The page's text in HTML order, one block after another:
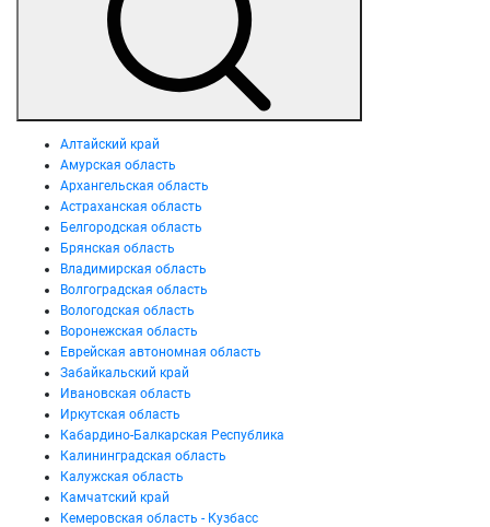
Алтайский край
Амурская область
Архангельская область
Астраханская область
Белгородская область
Брянская область
Владимирская область
Волгоградская область
Вологодская область
Воронежская область
Еврейская автономная область
Забайкальский край
Ивановская область
Иркутская область
Кабардино-Балкарская Республика
Калининградская область
Калужская область
Камчатский край
Кемеровская область - Кузбасс